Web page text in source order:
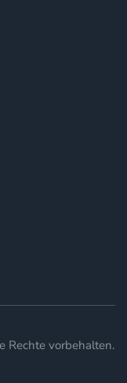
Rechte vorbehalten.